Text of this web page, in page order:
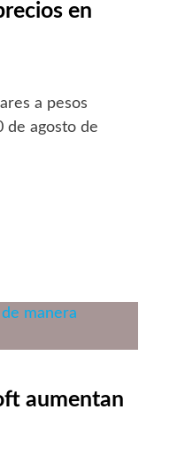
en
a pesos
de agosto de
aumentan